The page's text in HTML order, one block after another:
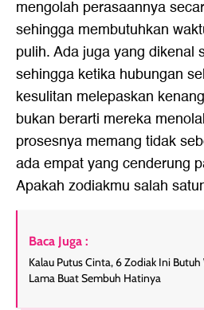
mengolah perasaannya
sehingga membutuhkan
pulih. Ada juga yang dikenal
sehingga ketika hubungan
kesulitan melepaskan
bukan berarti mereka
prosesnya memang tidak
ada empat yang cenderung
Apakah zodiakmu salah
Baca Juga :
Kalau Putus Cinta, 6 Zodiak Ini Butuh
Lama Buat Sembuh Hatinya